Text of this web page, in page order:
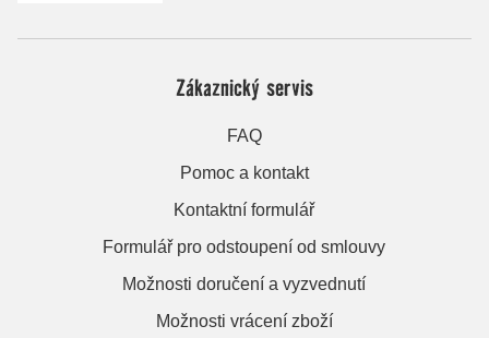
Zákaznický servis
FAQ
Pomoc a kontakt
Kontaktní formulář
Formulář pro odstoupení od smlouvy
Možnosti doručení a vyzvednutí
Možnosti vrácení zboží